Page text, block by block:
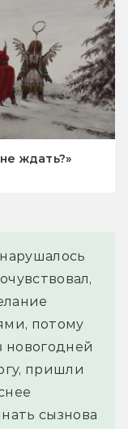
ждать?»
потому
новогодней
пришли
сызнова